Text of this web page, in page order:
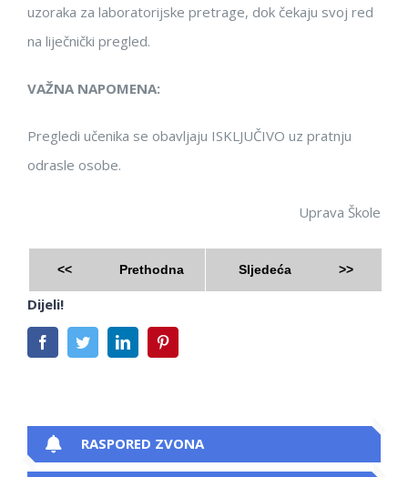
uzoraka za laboratorijske pretrage, dok čekaju svoj red
na liječnički pregled.
VAŽNA NAPOMENA:
Pregledi učenika se obavljaju ISKLJUČIVO uz pratnju
odrasle osobe.
Uprava Škole
<< Prethodna Sljedeća >>
Dijeli!
FacebookTwitterLinkedIn
RASPORED ZVONA